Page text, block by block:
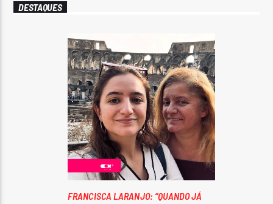
DESTAQUES
FRANCISCA LARANJO: “QUANDO JÁ